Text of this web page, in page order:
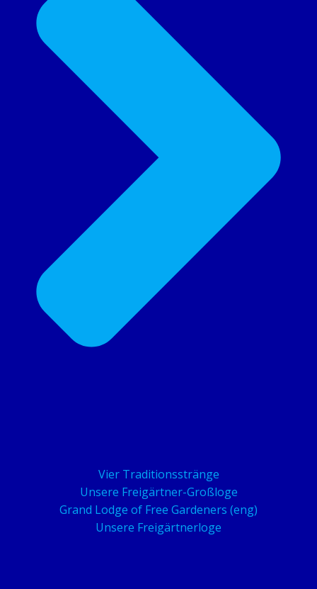
Vier Traditionsstränge
Unsere Freigärtner-Großloge
Grand Lodge of Free Gardeners (eng)
Unsere Freigärtnerloge